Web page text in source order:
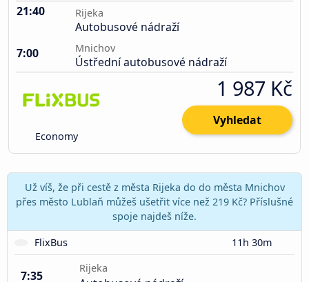
21:40 Rijeka
Autobusové nádraží
7:00
Mnichov
Ústřední autobusové nádraží
Economy
1 987 Kč
Vyhledat
Už víš, že při cestě z města Rijeka do do města Mnichov
přes město Lublaň můžeš ušetřit více než 219 Kč? Příslušné
spoje najdeš níže.
FlixBus
11h 30m
7:35
Rijeka